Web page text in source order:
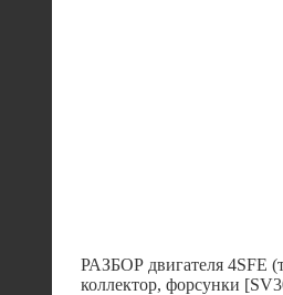
РАЗБОР двигателя 4SFE
коллектор, форсунки